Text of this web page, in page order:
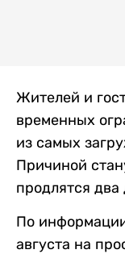
Жителей и
временных
из самых
Причиной
продлятся
По
августа на